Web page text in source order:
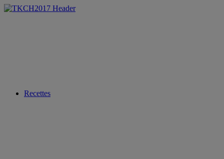
Recettes